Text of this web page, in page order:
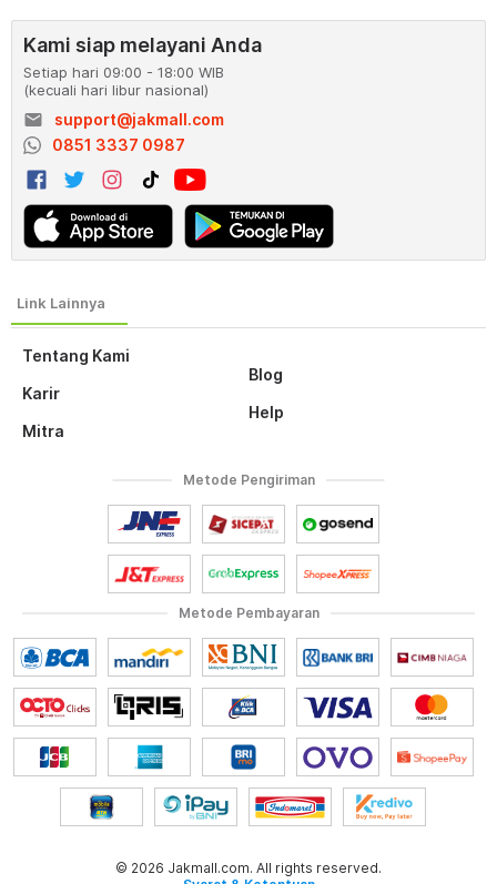
Tentang Kami
Karir
Mitra
Blog
Help
Kami siap melayani Anda
Setiap hari 09:00 - 18:00 WIB
(kecuali hari libur nasional)
email
support@jakmall.com
0851 3337 0987
Metode Pembayaran
Metode Pengiriman
© 2026 Jakmall.com. All rights reserved.